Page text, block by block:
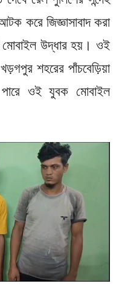
করে জিজ্ঞাসাবাদ করা
উদ্ধার হয়। ওই
শহরের পাঁচবেড়িয়া
ওই যুবক মোবাইল